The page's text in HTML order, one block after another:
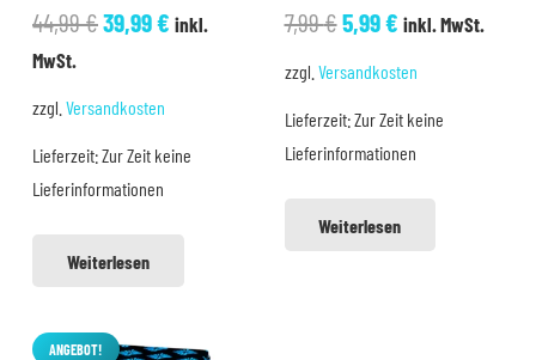
44,99€Ursprünglicher
39,99€Aktueller
inkl.
MwSt.
zzgl. Versandkosten
Lieferzeit:Zur Zeit keine
Lieferinformationen
Weiterlesen
7,99€Ursprünglicher
7,99 €
5,99€Aktueller
5,99 €.
inkl. MwSt.
zzgl. Versandkosten
Lieferzeit:Zur Zeit keine
Lieferinformationen
Weiterlesen
ANGEBOT!